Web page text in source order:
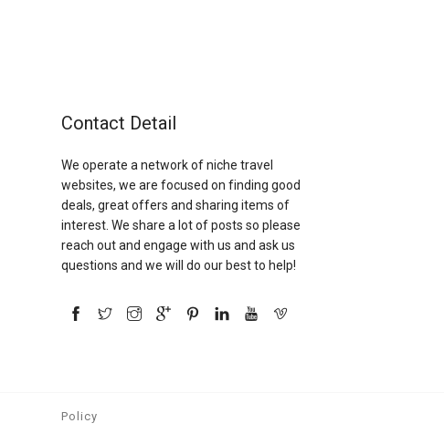
Contact Detail
We operate a network of niche travel
websites, we are focused on finding good
deals, great offers and sharing items of
interest. We share a lot of posts so please
reach out and engage with us and ask us
questions and we will do our best to help!
Policy